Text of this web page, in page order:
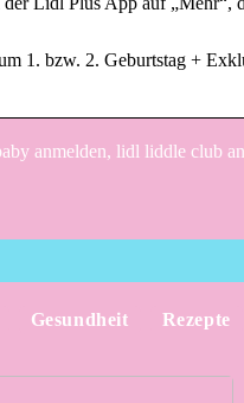
1. bzw. 2. Geburtstag +
anmelden, lidl liddle club
Gesundheit Rezepte